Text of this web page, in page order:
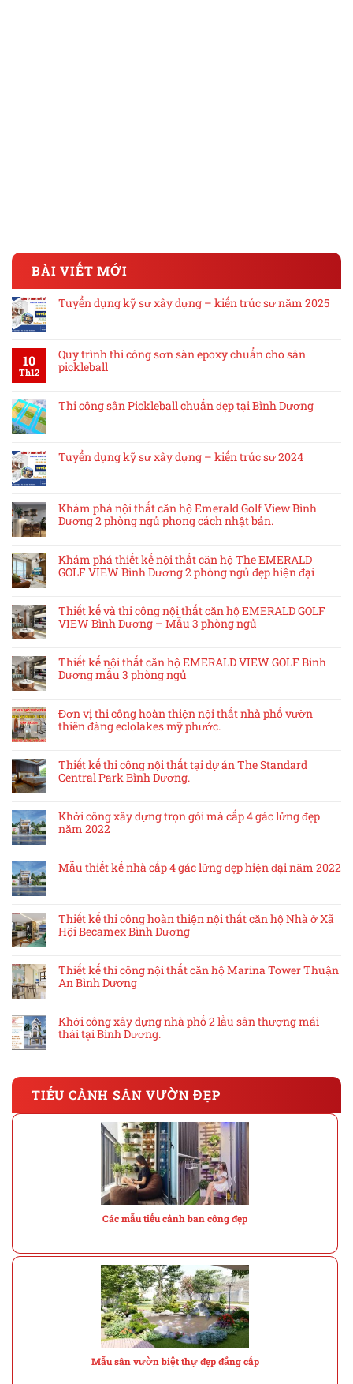
BÀI VIẾT MỚI
Tuyển dụng kỹ sư xây dựng – kiến trúc sư năm 2025
10
Th12
Quy trình thi công sơn sàn epoxy chuẩn cho sân
pickleball
Thi công sân Pickleball chuẩn đẹp tại Bình Dương
Tuyển dụng kỹ sư xây dựng – kiến trúc sư 2024
Khám phá nội thất căn hộ Emerald Golf View Bình
Dương 2 phòng ngủ phong cách nhật bản.
Khám phá thiết kế nội thất căn hộ The EMERALD
GOLF VIEW Bình Dương 2 phòng ngủ đẹp hiện đại
Thiết kế và thi công nội thất căn hộ EMERALD GOLF
VIEW Bình Dương – Mẫu 3 phòng ngủ
Thiết kế nội thất căn hộ EMERALD VIEW GOLF Bình
Dương mẫu 3 phòng ngủ
Đơn vị thi công hoàn thiện nội thất nhà phố vườn
thiên đàng eclolakes mỹ phước.
Thiết kế thi công nội thất tại dự án The Standard
Central Park Bình Dương.
Khởi công xây dựng trọn gói mà cấp 4 gác lửng đẹp
năm 2022
Mẫu thiết kế nhà cấp 4 gác lửng đẹp hiện đại năm 2022
Thiết kế thi công hoàn thiện nội thất căn hộ Nhà ở Xã
Hội Becamex Bình Dương
Thiết kế thi công nội thất căn hộ Marina Tower Thuận
An Bình Dương
Khởi công xây dựng nhà phố 2 lầu sân thượng mái
thái tại Bình Dương.
TIỂU CẢNH SÂN VƯỜN ĐẸP
Các mẫu tiểu cảnh ban công đẹp
Mẫu sân vườn biệt thự đẹp đẳng cấp